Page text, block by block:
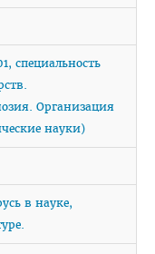
кадров
специальность
Организация
науки)
в науке,